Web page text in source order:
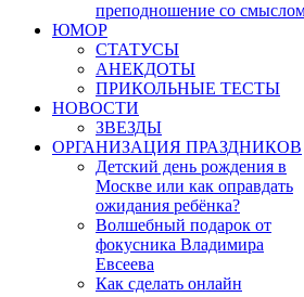
преподношение со
ЮМОР
СТАТУСЫ
АНЕКДОТЫ
ПРИКОЛЬНЫЕ ТЕСТЫ
НОВОСТИ
ЗВЕЗДЫ
ОРГАНИЗАЦИЯ ПРАЗДНИКОВ
Детский день рождения в
Москве или как оправдать
ожидания ребёнка?
Волшебный подарок от
фокусника Владимира
Евсеева
Как сделать онлайн